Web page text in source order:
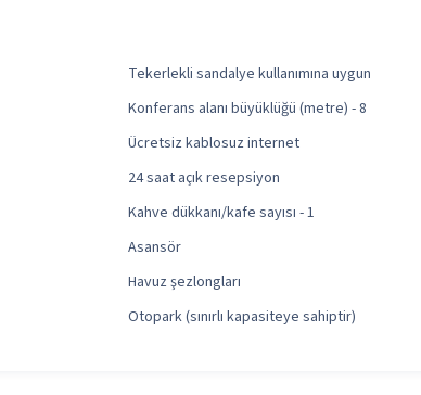
Tekerlekli sandalye kullanımına uygun
Konferans alanı büyüklüğü (metre) - 8
Ücretsiz kablosuz internet
24 saat açık resepsiyon
Kahve dükkanı/kafe sayısı - 1
Asansör
Havuz şezlongları
Otopark (sınırlı kapasiteye sahiptir)